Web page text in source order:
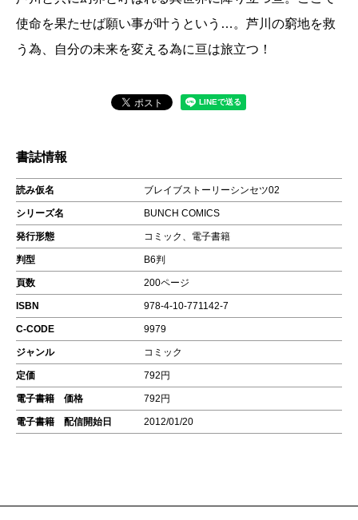
使命を果たせば願い事が叶うという…。芦川の窮地を救
う為、自分の未来を変える為に亘は旅立つ！
書誌情報
読み仮名 ブレイブストーリーシンセツ02
シリーズ名 BUNCH COMICS
発行形態 コミック、電子書籍
判型 B6判
頁数 200ページ
ISBN 978-4-10-771142-7
C-CODE 9979
ジャンル コミック
定価 792円
電子書籍 価格 792円
電子書籍 配信開始日 2012/01/20